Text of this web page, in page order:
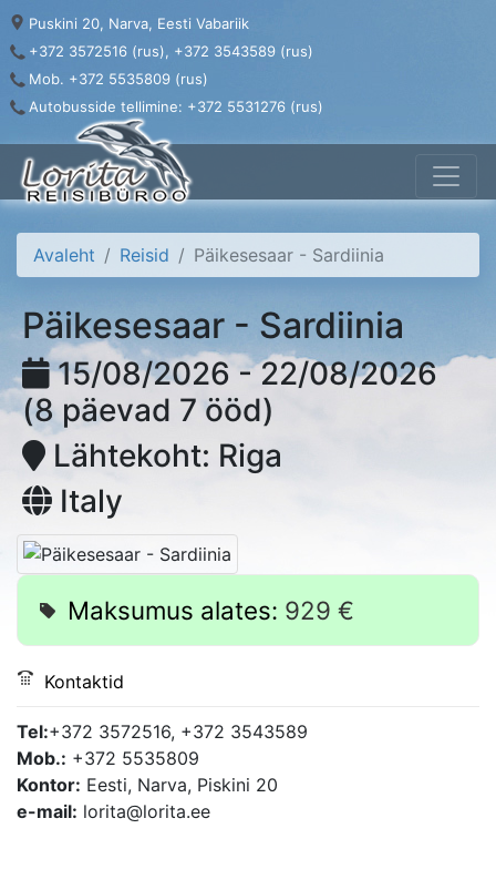
Puskini 20, Narva, Eesti Vabariik
+372 3572516 (rus), +372 3543589 (rus)
Mob. +372 5535809 (rus)
Autobusside tellimine: +372 5531276 (rus)
Avaleht Reisid Päikesesaar - Sardiinia
Päikesesaar - Sardiinia
15/08/2026 - 22/08/2026
(8 päevad 7 ööd)
Lähtekoht: Riga
Italy
Maksumus alates: 929 €
Kontaktid
Tel:+372 3572516, +372 3543589
Mob.: +372 5535809
Kontor: Eesti, Narva, Piskini 20
e-mail: